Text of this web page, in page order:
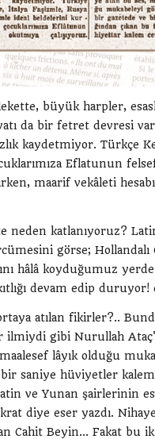
büyük harpler,
da bir fetret devresi
kaydetmiyor. Türkçe
Eflatunun
maarif vekâleti
katlanıyoruz?
görse;
hâlâ koyduğumuz
devam edip duruyor!
atılan fikirler?..
gibi Nurullah
maalesef lâyık olduğu
saniye hüviyetler
ve Yunan şairlerinin
diye eser yazdı.
Cahit Beyin... Fakat bu